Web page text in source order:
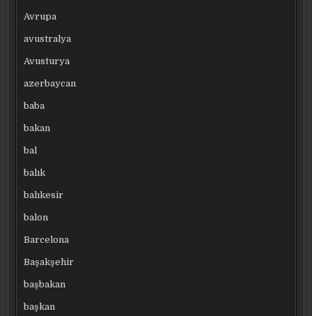
Avrupa
avustralya
Avusturya
azerbaycan
baba
bakan
bal
balık
balıkesir
balon
Barcelona
Başakşehir
başbakan
başkan